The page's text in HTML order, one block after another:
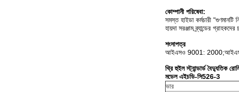
কোম্পানী পরিষেবা:
সমস্ত হাইডা কর্মচারী "গুণমানটি
হায়দা সরঞ্জাম ব্র্যান্ডের
শংসাপত্র
আইএসও 9001:
থ্রি হুইল স্ট্যান্ডার্ড বৈদ্যুতিক
মডেল এইচডি-সি526-3
ভার